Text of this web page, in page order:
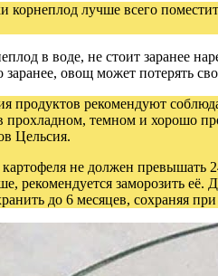
корнеплод лучше всего
в воде, не стоит заранее
овощ может потерять
продуктов рекомендуют
прохладном, темном и хорошо
Цельсия.
не должен превышать
рекомендуется заморозить
до 6 месяцев, сохраняя